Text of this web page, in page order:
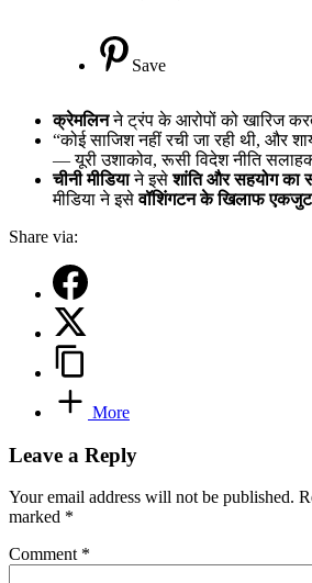
Save
क्रेमलिनने ट्रंप के आरोपों को खारिज
“कोई साजिश नहीं रची जा रही थी, और
— यूरी उशाकोव, रूसी विदेश नीति
चीनी मीडियाने इसेशांति और सहयोग का
मीडिया ने इसेवॉशिंगटन के खिलाफ
Share via:
More
Leave a Reply
Your email address will not be published.
marked *
Comment *